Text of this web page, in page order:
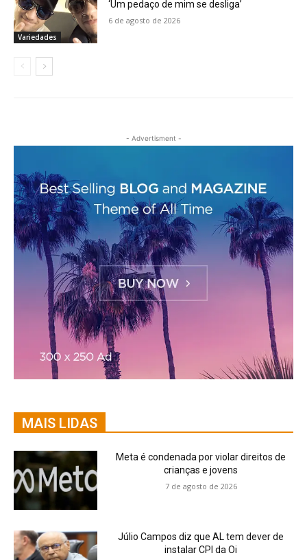
Variedades
‘Um pedaço de mim se desliga’
6 de agosto de 2026
- Advertisment -
MAIS LIDAS
Meta é condenada por violar direitos de
crianças e jovens
7 de agosto de 2026
Júlio Campos diz que AL tem dever de
instalar CPI da Oi